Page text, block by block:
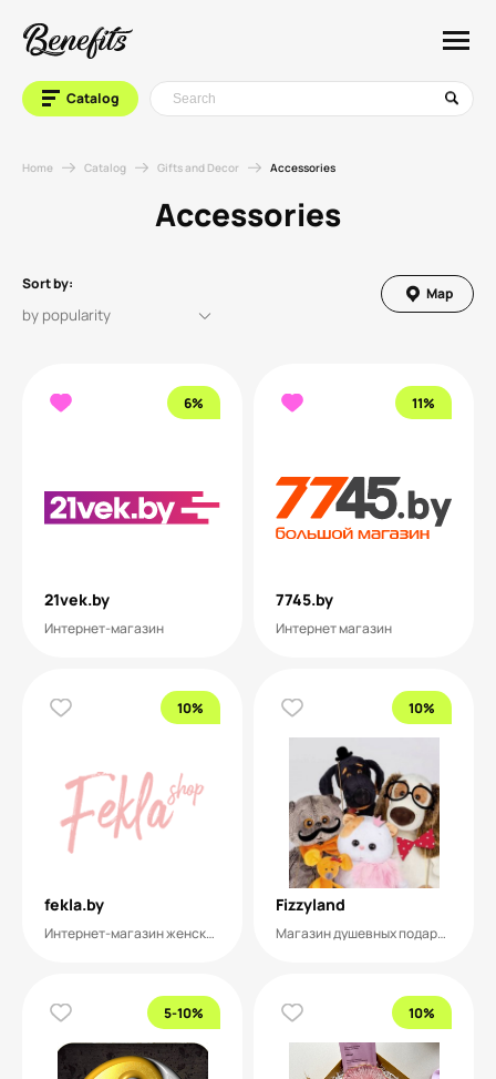
Catalog
Home Catalog Gifts and Decor Accessories
Accessories
Sort by:
Map
6%
21vek.by
Интернет-магазин
11%
7745.by
Интернет магазин
10%
fekla.by
Интернет-магазин женских сумок
10%
Fizzyland
Магазин душевных подарков и игрушек
5-10% 10%